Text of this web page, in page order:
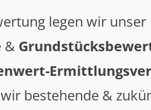
legen wir
&
bestehende &